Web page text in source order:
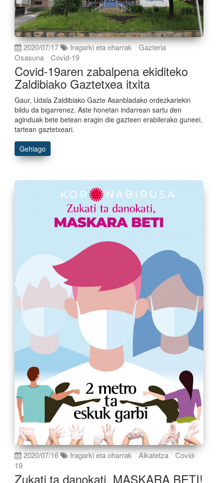
2020/07/17 Iragarki eta oharrak
Gazteria
Osasuna
Covid-19
Covid-19aren zabalpena ekiditeko
Zaldibiako Gaztetxea itxita
Gaur, Udala Zaldibiako Gazte Asanbladako ordezkariekin
bildu da bigarrenez. Aste honetan indarrean sartu den
aginduak bete betean eragin die gazteen erabilerako guneei,
tartean gaztetxeari.
Gehiago
2020/07/16 Iragarki eta oharrak Alkatetza
Covid-
19
Zukati ta danokati, MASKARA BETI!